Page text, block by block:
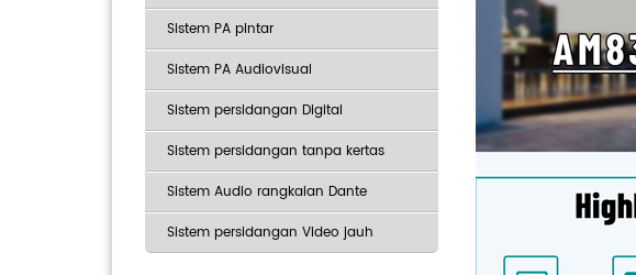
Sistem PA pintar
Sistem PA Audiovisual
Sistem persidangan Digital
Sistem persidangan tanpa kertas
Sistem Audio rangkaian Dante
Sistem persidangan Video jauh